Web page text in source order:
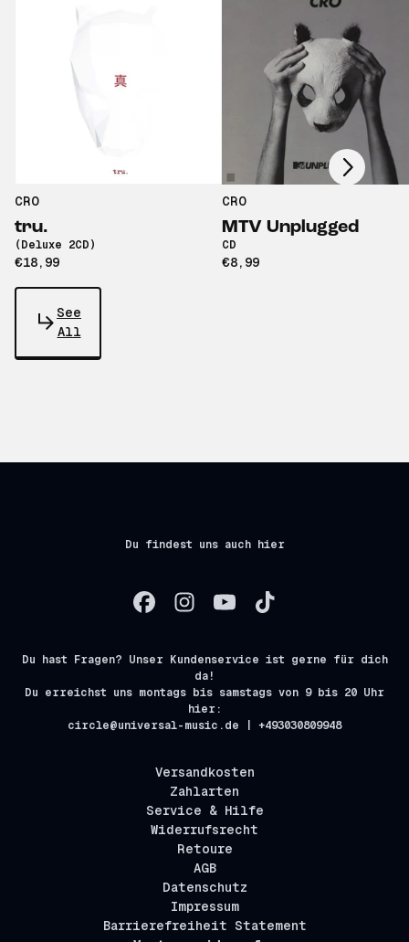
CRO
tru.
(Deluxe 2CD)
€18,99
CRO
MTV Unplugged
CD
€8,99
Scroll right
See
All
Du findest uns auch hier
Du hast Fragen? Unser Kundenservice ist gerne für dich
da!
Du erreichst uns montags bis samstags von 9 bis 20 Uhr
hier:
circle@universal-music.de | +493030809948
Versandkosten
Zahlarten
Service & Hilfe
Widerrufsrecht
Retoure
AGB
Datenschutz
Impressum
Barrierefreiheit Statement